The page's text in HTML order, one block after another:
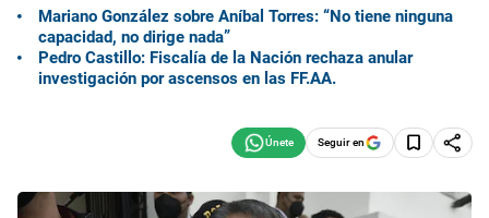
Mariano González sobre Aníbal Torres: “No tiene ninguna
capacidad, no dirige nada”
Pedro Castillo: Fiscalía de la Nación rechaza anular
investigación por ascensos en las FF.AA.
Seguir en